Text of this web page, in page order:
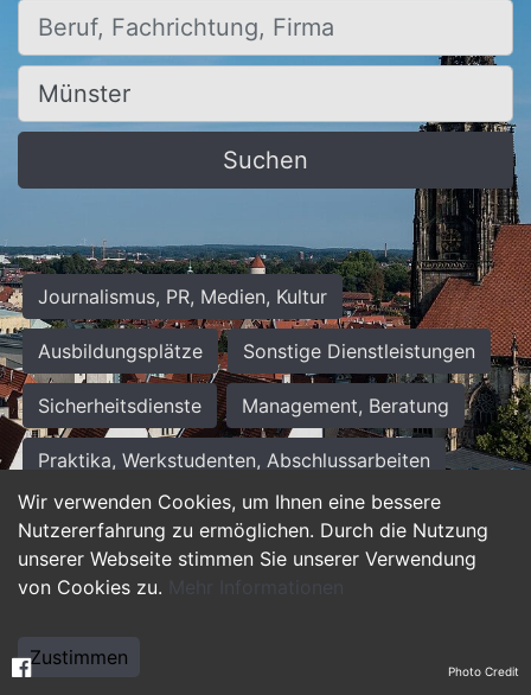
Wir verwenden Cookies, um Ihnen eine bessere
Nutzererfahrung zu ermöglichen. Durch die Nutzung
unserer Webseite stimmen Sie unserer Verwendung
von Cookies zu. Mehr Informationen
Zustimmen
Beruf, Fachrichtung, Firma
Ort, Stadt
Suchen
Journalismus, PR, Medien, Kultur
Ausbildungsplätze Sonstige Dienstleistungen
Sicherheitsdienste Management, Beratung
Praktika, Werkstudenten, Abschlussarbeiten
Personalwesen Assistenz, Sekretariat
Hilfskräfte, Aushilfs- und Nebenjobs
Weiterbildung, Studium, duale Ausbildung Photo Credit